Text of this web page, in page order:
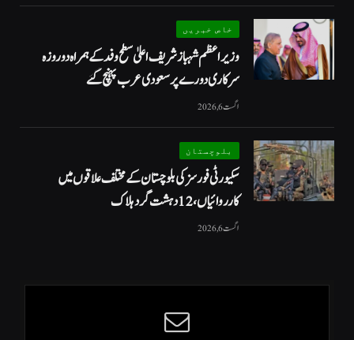
خاص خبریں
وزیراعظم شہبازشریف اعلیٰ سطح وفد کے ہمراہ دو روزه
سرکاری دورے پر سعودی عرب پہنچ گئے
اگست 6, 2026
بلوچستان
سکیورٹی فورسز کی بلوچستان کے مختلف علاقوں میں
کارروائیاں ، 12 دہشت گرد ہلاک
اگست 6, 2026